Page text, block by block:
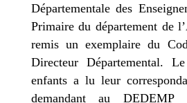
Départementale des
Primaire du département de
remis un exemplaire du
Directeur Départemental.
enfants a lu leur
demandant au DEDEMP